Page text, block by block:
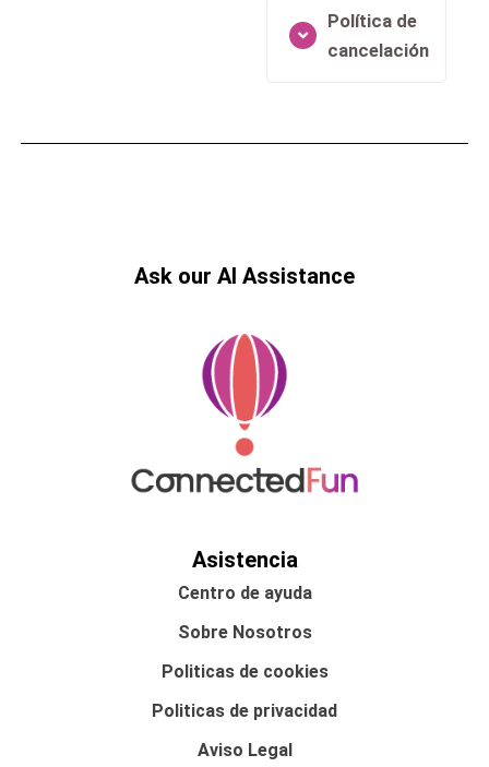
Política de
cancelación
Ask our AI Assistance
Asistencia
Centro de ayuda
Sobre Nosotros
Politicas de cookies
Politicas de privacidad
Aviso Legal